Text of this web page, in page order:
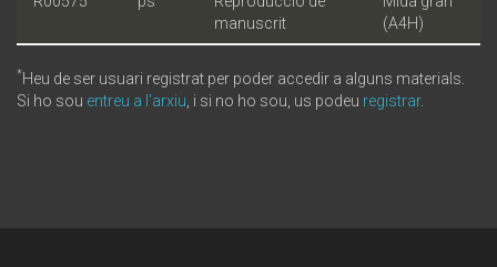
manuscrit
(A4H)
*Heu de ser usuari registrat per poder accedir a alguns materials.
Si ho sou entreu a l'arxiu , i si no ho sou, us podeu registrar.